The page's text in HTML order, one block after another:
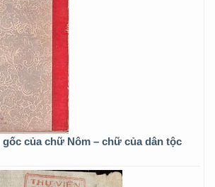
gốc của chữ Nôm – chữ của dân tộc